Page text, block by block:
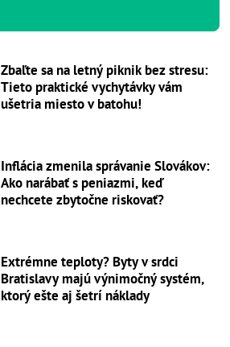
Zbaľte sa na letný piknik bez stresu:
Tieto praktické vychytávky vám
ušetria miesto v batohu!
Inflácia zmenila správanie Slovákov:
Ako narábať s peniazmi, keď
nechcete zbytočne riskovať?
Extrémne teploty? Byty v srdci
Bratislavy majú výnimočný systém,
ktorý ešte aj šetrí náklady